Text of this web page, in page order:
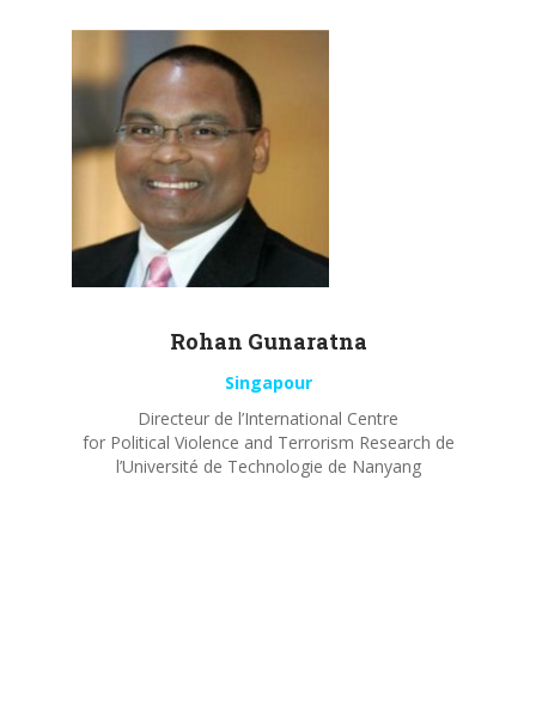
Rohan Gunaratna
Singapour
Directeur de l’International Centre
for Political Violence and Terrorism Research de
l’Université de Technologie de Nanyang